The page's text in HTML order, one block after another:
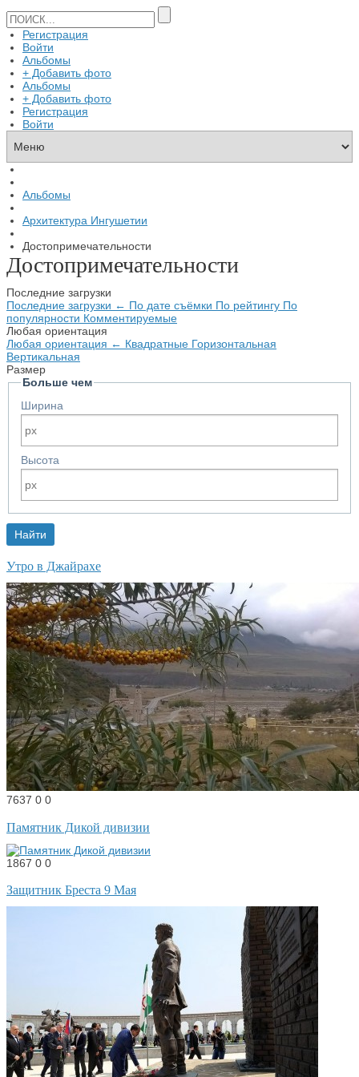
Регистрация
Войти
Альбомы
+ Добавить фото
Альбомы
+ Добавить фото
Регистрация
Войти
Альбомы
Архитектура Ингушетии
Достопримечательности
Достопримечательности
Последние загрузки
Последние загрузки ← По дате съёмки По рейтингу По
популярности Комментируемые
Любая ориентация
Любая ориентация ← Квадратные Горизонтальная
Вертикальная
Размер
Больше чем
Ширина
Высота
Утро в Джайрахе
7637 0 0
Памятник Дикой дивизии
1867 0 0
Защитник Бреста 9 Мая